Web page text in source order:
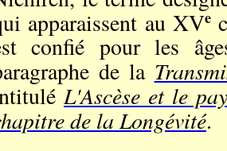
apparaissent au XVe
confié pour les
de la
L'Ascèse et le
de la Longévité.